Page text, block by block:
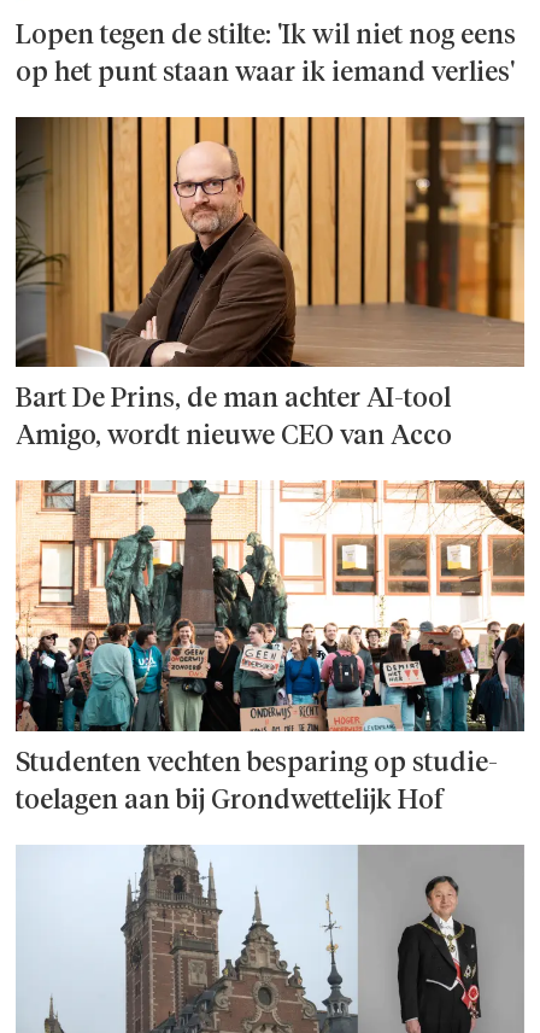
Lopen tegen de stilte: 'Ik wil niet nog eens
op het punt staan waar ik iemand verlies'
Bart De Prins, de man achter AI-tool
Amigo, wordt nieuwe CEO van Acco
Studenten vechten besparing op studie­
toelagen aan bij Grondwettelijk Hof